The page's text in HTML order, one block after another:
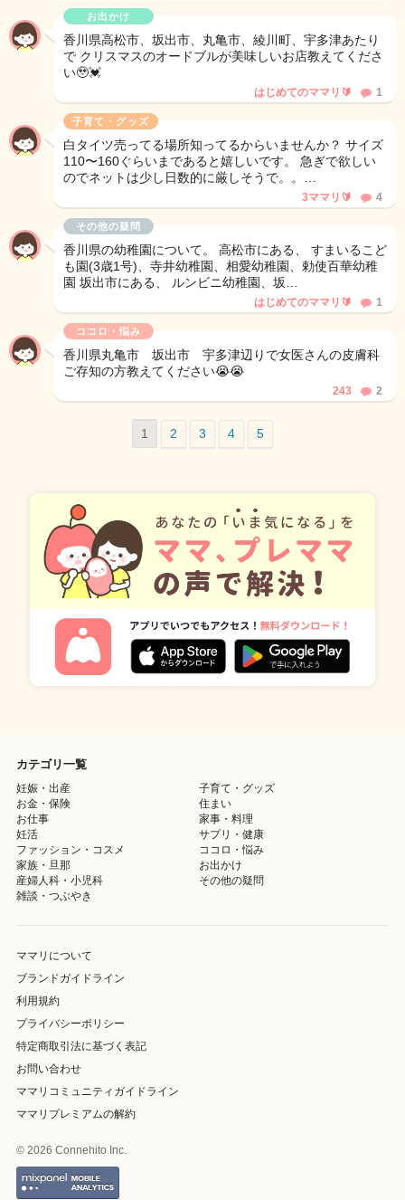
お出かけ
香川県高松市、坂出市、丸亀市、綾川町、宇多津あたり
で クリスマスのオードブルが美味しいお店教えてくださ
い🥹💓
はじめてのママリ🔰 1
子育て・グッズ
白タイツ売ってる場所知ってるからいませんか？ サイズ
110〜160ぐらいまであると嬉しいです。 急ぎで欲しい
のでネットは少し日数的に厳しそうで。。…
3ママリ🔰 4
その他の疑問
香川県の幼稚園について。 高松市にある、 すまいるこど
も園(3歳1号)、寺井幼稚園、相愛幼稚園、勅使百華幼稚
園 坂出市にある、 ルンビニ幼稚園、坂…
はじめてのママリ🔰 1
ココロ・悩み
香川県丸亀市 坂出市 宇多津辺りで女医さんの皮膚科
ご存知の方教えてください😭😭
243 2
1 2 3 4 5
カテゴリ一覧
妊娠・出産
子育て・グッズ
お金・保険
住まい
お仕事
家事・料理
妊活
サプリ・健康
ファッション・コスメ
ココロ・悩み
家族・旦那
お出かけ
産婦人科・小児科
その他の疑問
雑談・つぶやき
ママリについて
ブランドガイドライン
利用規約
プライバシーポリシー
特定商取引法に基づく表記
お問い合わせ
ママリコミュニティガイドライン
ママリプレミアムの解約
© 2026 Connehito Inc.